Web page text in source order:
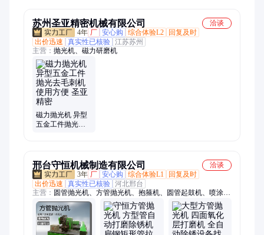
苏州圣亚精密机械有限公司
洽谈
4年 厂 安心购 综合体验L2
回复及时
出价迅速
真实性已核验 江苏苏州
主营： 抛光机、磁力研磨机
磁力抛光机 异型
五金工件抛光去
邢台守恒机械制造有限公司
洽谈
3年 厂 安心购 综合体验L1
回复及时
出价迅速
真实性已核验 河北邢台
主营： 圆管抛光机、方管抛光机、抱箍机、圆管起鼓机、喷涂流
水线设备